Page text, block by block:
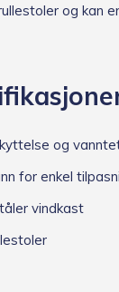
og kan
og
for enkel
vindkast